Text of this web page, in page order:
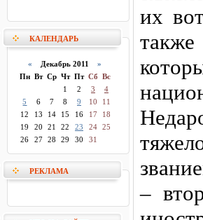
КАЛЕНДАРЬ
« Декабрь 2011»
Пн Вт Ср Чт Пт Сб Вс
1
2 3
4
5
6 7 8 9 10
11
12
13 14 15 16 17
18
19
20 21 22 23 24 25
26
27 28 29 30 31
РЕКЛАМА
их
–